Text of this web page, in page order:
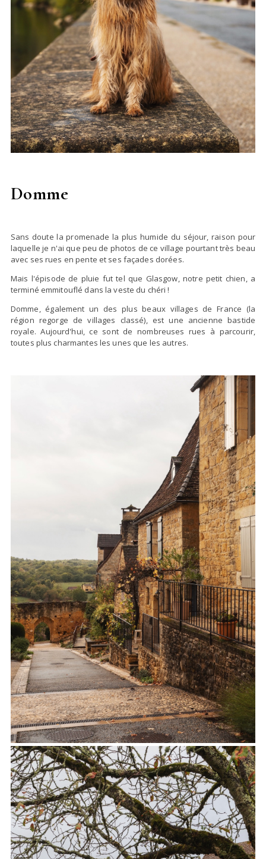
Domme
Sans doute la promenade la plus humide du séjour, raison pour
laquelle je n'ai que peu de photos de ce village pourtant très beau
avec ses rues en pente et ses façades dorées.
Mais l'épisode de pluie fut tel que Glasgow, notre petit chien, a
terminé emmitouflé dans la veste du chéri !
Domme, également un des plus beaux villages de France (la
région regorge de villages classé), est une ancienne bastide
royale. Aujourd'hui, ce sont de nombreuses rues à parcourir,
toutes plus charmantes les unes que les autres.